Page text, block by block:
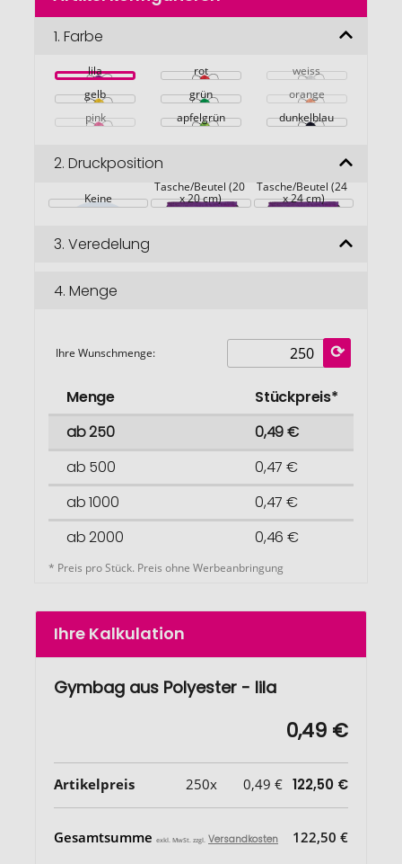
Bildgalerie
1. Farbe
lila rot
weiss
gelb
grün
orange
pink
apfelgrün dunkelblau
2. Druckposition
Keine
Tasche/Beutel (20
x 20 cm)
Tasche/Beutel (24
x 24 cm)
3. Veredelung
4. Menge
Ihre Wunschmenge:
Menge
Stückpreis*
ab 250
0,49 €
ab 500
0,47 €
ab 1000
0,47 €
ab 2000
0,46 €
* Preis pro Stück. Preis ohne Werbeanbringung
Ihre Kalkulation
Gymbag aus Polyester - lila
0,49 €
Artikelpreis 250x 0,49 € 122,50 €
Gesamtsumme exkl. MwSt. zzgl. Versandkosten 122,50 €